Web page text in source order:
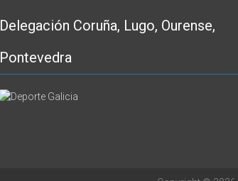
Delegación Coruña, Lugo, Ourense,
Pontevedra